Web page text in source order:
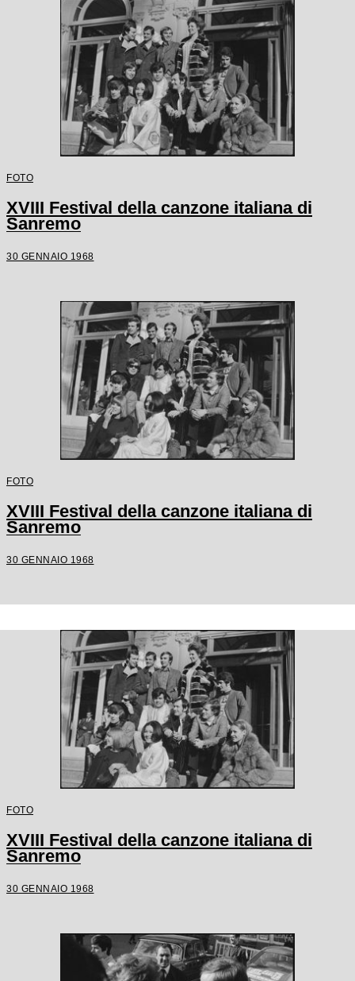
FOTO
XVIII Festival della canzone italiana di
Sanremo
30 GENNAIO 1968
FOTO
XVIII Festival della canzone italiana di
Sanremo
30 GENNAIO 1968
FOTO
XVIII Festival della canzone italiana di
Sanremo
30 GENNAIO 1968